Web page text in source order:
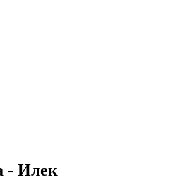
- Илек